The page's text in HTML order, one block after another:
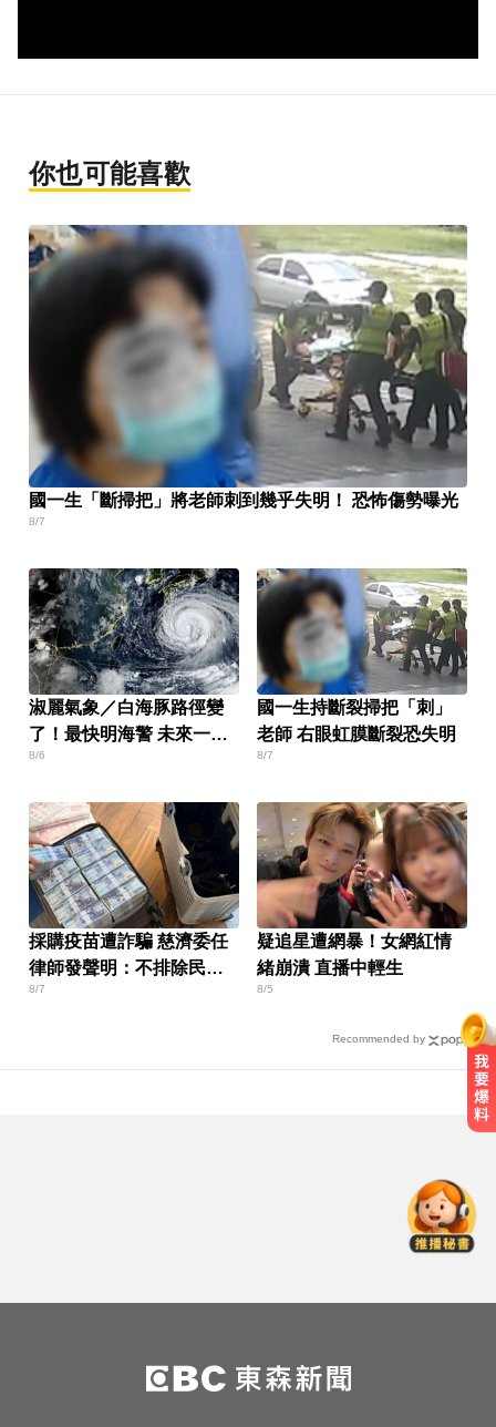
你也可能喜歡
國一生「斷掃把」將老師刺到幾乎失明！ 恐怖傷勢曝光
8/7
淑麗氣象／白海豚路徑變
了！最快明海警 未來一週
降雨熱區曝
8/6
國一生持斷裂掃把「刺」
老師 右眼虹膜斷裂恐失明
8/7
採購疫苗遭詐騙 慈濟委任
律師發聲明：不排除民事
求償
8/7
疑追星遭網暴！女網紅情
緒崩潰 直播中輕生
8/5
Recommended by
侵中部西南空域
尼斯湖水怪又現身！遊湖拍到「神
秘生物頭部」官方證實了